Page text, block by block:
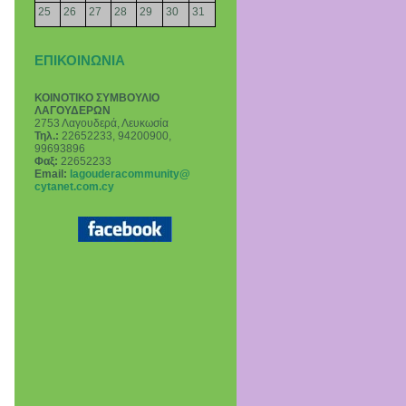
25
26 27 28 29 30 31
ΕΠΙΚΟΙΝΩΝΙΑ
ΚΟΙΝΟΤΙΚΟ ΣΥΜΒΟΥΛΙΟ
ΛΑΓΟΥΔΕΡΩΝ
2753 Λαγουδερά, Λευκωσία
Τηλ.: 22652233, 94200900,
99693896
Φαξ: 22652233
Email : lagouderacommunity@
cytanet.com.cy